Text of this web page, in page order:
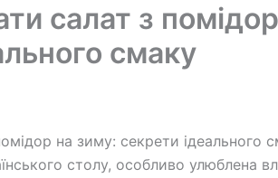
салат з
смаку
на зиму: секрети ідеального
столу, особливо улюблена